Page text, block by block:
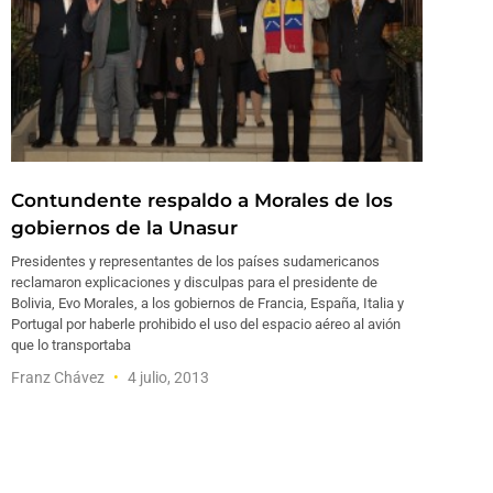
Contundente respaldo a Morales de los
gobiernos de la Unasur
Presidentes y representantes de los países sudamericanos
reclamaron explicaciones y disculpas para el presidente de
Bolivia, Evo Morales, a los gobiernos de Francia, España, Italia y
Portugal por haberle prohibido el uso del espacio aéreo al avión
que lo transportaba
Franz Chávez 4 julio, 2013